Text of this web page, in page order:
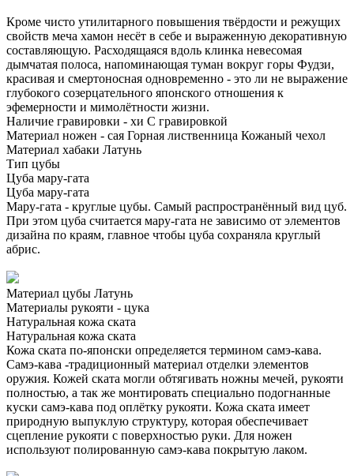
Кроме чисто утилитарного повышения твёрдости и режущих
свойств меча хамон несёт в себе и выраженную декоративную
составляющую. Расходящаяся вдоль клинка невесомая
дымчатая полоса, напоминающая туман вокруг горы Фудзи,
красивая и смертоносная одновременно - это ли не выражение
глубокого созерцательного японского отношения к
эфемерности и мимолётности жизни.
Наличие гравировки - хи С гравировкой
Материал ножен - сая Горная лиственница Кожаный чехол
Материал хабаки Латунь
Тип цубы
Цуба мару-гата
Цуба мару-гата
Мару-гата - круглые цубы. Самый распространённый вид цуб.
При этом цуба считается мару-гата не зависимо от элементов
дизайна по краям, главное чтобы цуба сохраняла круглый
абрис.
Материал цубы Латунь
Материалы рукояти - цука
Натуральная кожа ската
Натуральная кожа ската
Кожа ската по-японски определяется термином самэ-кава.
Самэ-кава -традиционный материал отделки элементов
оружия. Кожей ската могли обтягивать ножны мечей, рукояти
полностью, а так же монтировать специально подогнанные
куски самэ-кава под оплётку рукояти. Кожа ската имеет
природную выпуклую структуру, которая обеспечивает
сцепление рукояти с поверхностью руки. Для ножен
используют полированную самэ-кава покрытую лаком.